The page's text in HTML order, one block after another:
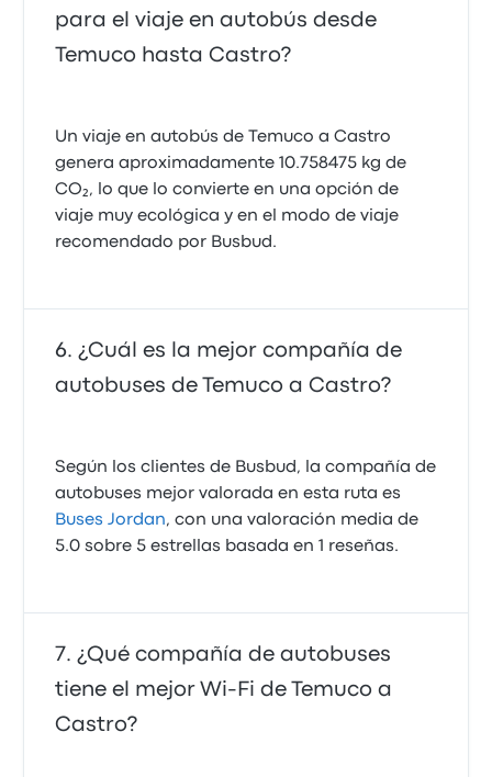
para el viaje en autobús desde
Temuco hasta Castro?
Un viaje en autobús de Temuco a Castro
genera aproximadamente 10.758475 kg de
CO₂, lo que lo convierte en una opción de
viaje muy ecológica y en el modo de viaje
recomendado por Busbud.
¿Cuál es la mejor compañía de
autobuses de Temuco a Castro?
Según los clientes de Busbud, la compañía de
autobuses mejor valorada en esta ruta es
Buses Jordan, con una valoración media de
5.0 sobre 5 estrellas basada en 1 reseñas.
¿Qué compañía de autobuses
tiene el mejor Wi-Fi de Temuco a
Castro?